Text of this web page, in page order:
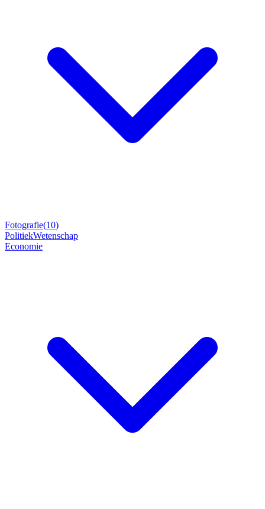
Fotografie(10)
PolitiekWetenschap
Economie